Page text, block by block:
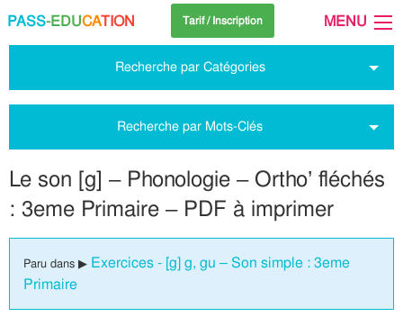
PASS-EDUCATION Tarif / Inscription MENU
Recherche par Catégories
Recherche par Mots-Clés
Le son [g] – Phonologie – Ortho’ fléchés
: 3eme Primaire – PDF à imprimer
Paru dans ▶ Exercices - [g] g, gu – Son simple : 3eme
Primaire